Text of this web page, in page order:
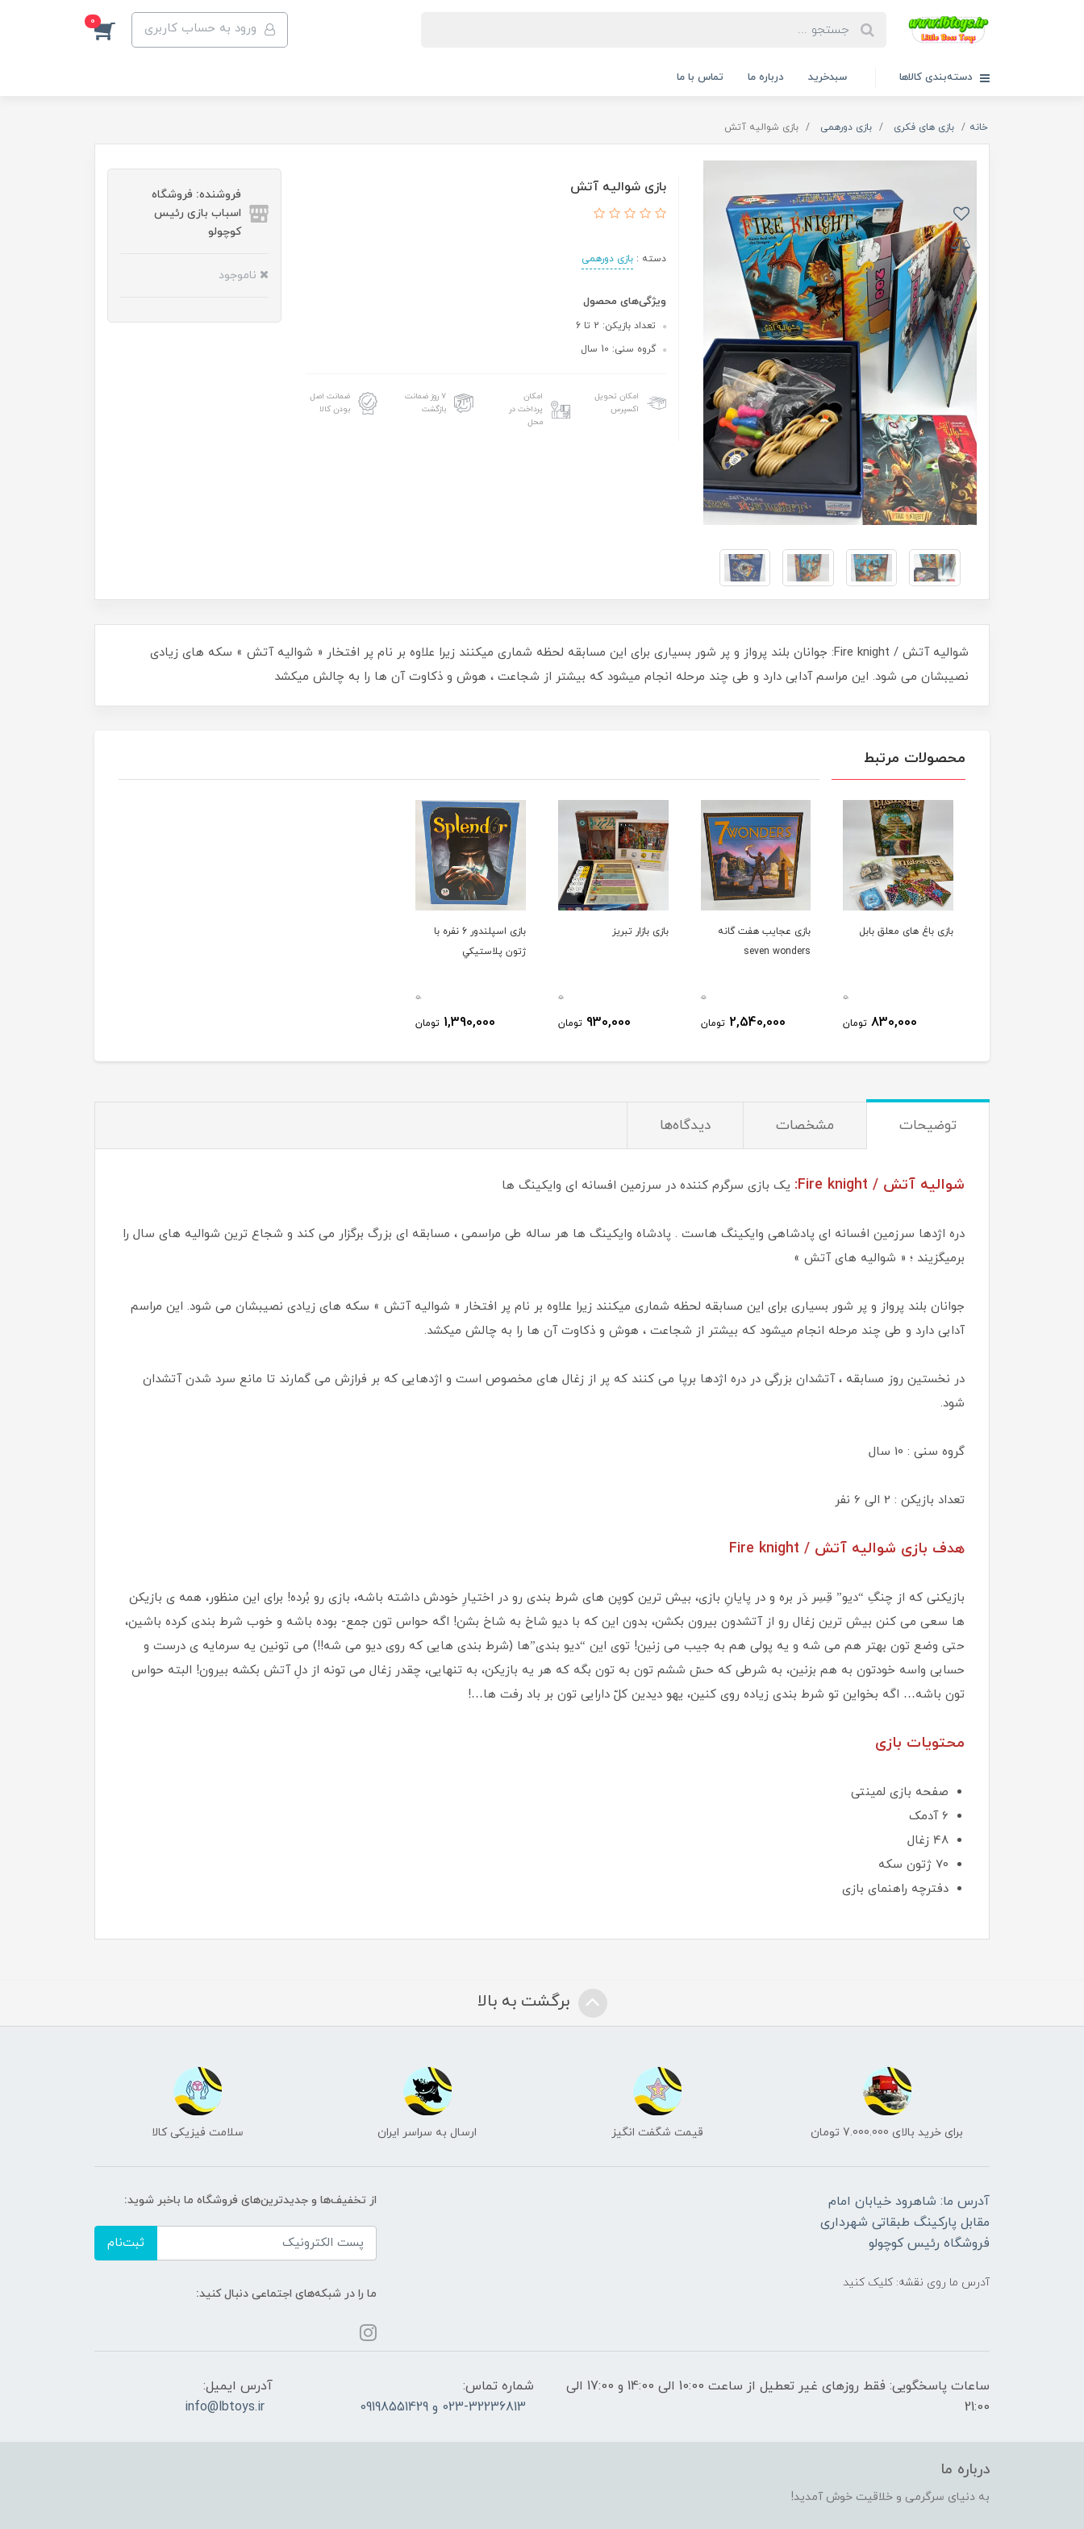
ورود به حساب کاربری 0
دسته‌بندی کالاها سبدخرید درباره ما تماس با ما
خانه بازی های فکری بازی دورهمی بازی شوالیه آتش
بازی شوالیه آتش
دسته :بازی دورهمی
ویژگی‌های محصول
تعداد بازیکن: 2 تا 6
گروه سنی: 10 سال
امکان تحویل
اکسپرس
امکان
پرداخت در
محل
۷ روز ضمانت
بازگشت
ضمانت اصل
بودن کالا
فروشنده: فروشگاه
اسباب بازی رئیس
کوچولو
ناموجود
شواليه آتش / Fire knight: جوانان بلند پرواز و پر شور بسیاری برای این مسابقه لحظه شماری میکنند زیرا علاوه بر نام پر افتخار « شوالیه آتش » سکه های زیادی
نصیبشان می شود. این مراسم آدابی دارد و طی چند مرحله انجام میشود که بیشتر از شجاعت ، هوش و ذکاوت آن ها را به چالش میکشد
محصولات مرتبط
بازی باغ های معلق بابل
0
830,000 تومان
بازی عجایب هفت گانه
seven wonders
0
2,540,000 تومان
بازی بازار تبريز
0
930,000 تومان
بازی اسپلندور 6 نفره با
ژتون پلاستیکي
0
1,390,000 تومان
توضیحات مشخصات دیدگاه‌ها
شواليه آتش / Fire knight: یک بازی سرگرم کننده در سرزمین افسانه ای وایکینگ ها
دره اژدها سرزمین افسانه ای پادشاهی وایکینگ هاست . پادشاه وایکینگ ها هر ساله طی مراسمی ، مسابقه ای بزرگ برگزار می کند و شجاع ترین شوالیه های سال را
برمیگزیند ؛ « شوالیه های آتش »
جوانان بلند پرواز و پر شور بسیاری برای این مسابقه لحظه شماری میکنند زیرا علاوه بر نام پر افتخار « شوالیه آتش » سکه های زیادی نصیبشان می شود. این مراسم
آدابی دارد و طی چند مرحله انجام میشود که بیشتر از شجاعت ، هوش و ذکاوت آن ها را به چالش میکشد.
در نخستین روز مسابقه ، آتشدان بزرگی در دره اژدها برپا می کنند که پر از زغال های مخصوص است و اژدهایی که بر فرازش می گمارند تا مانع سرد شدن آتشدان
شود.
گروه سنی : 10 سال
تعداد بازیکن : 2 الی 6 نفر
هدف بازی شواليه آتش / Fire knight
بازیکنی که از چنگِ “دیو” قِسِر دَر بره و در پایانِ بازی، بیش ترین کوپن های شرط بندی رو در اختیارِ خودش داشته باشه، بازی رو بُرده! برای این منظور، همه ی بازیکن
ها سعی می کنن بیش ترین زغال رو از آتشدون بیرون بکشن، بدون این که با دیو شاخ به شاخ بشن! اگه حواس تون جمع- بوده باشه و خوب شرط بندی کرده باشین،
حتی وضع تون بهتر هم می شه و یه پولی هم به جیب می زنین! توی این “دیو بندی”ها (شرط بندی هایی که روی دیو می شه!!) می تونین یه سرمایه ی درست و
حسابی واسه خودتون به هم بزنین، به شرطی که حسّ ششم تون به تون بگه که هر یه بازیکن، به تنهایی، چقدر زغال می تونه از دلِ آتش بکشه بیرون! البته حواس
تون باشه… اگه بخواین تو شرط بندی زیاده روی کنین، یهو دیدین کلّ دارایی تون بر باد رفت ها…!
محتویات بازی
صفحه بازی لمینتی
6 آدمک
48 زغال
70 ژتون سکه
دفترچه راهنمای بازی
برگشت به بالا
برای خرید بالای 7.000.000 تومان قیمت شگفت انگیز ارسال به سراسر ایران سلامت فیزیکی کالا
آدرس ما: شاهرود خیابان امام
مقابل پارکینگ طبقاتی شهرداری
فروشگاه رئیس کوچولو
آدرس ما روی نقشه: کلیک کنید
از تخفیف‌ها و جدیدترین‌های فروشگاه ما باخبر شوید:
ثبت‌نام
ما را در شبکه‌های اجتماعی دنبال کنید:
ساعات پاسخگویی: فقط روزهای غیر تعطیل از ساعت 10:00 الی 14:00 و 17:00 الی
21:00
شماره تماس:
023-32236813 و 09198551429
آدرس ایمیل:
info@lbtoys.ir
درباره ما
به دنیای سرگرمی و خلاقیت خوش آمدید!